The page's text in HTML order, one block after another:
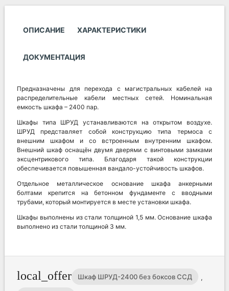
ОПИСАНИЕ ХАРАКТЕРИСТИКИ
ДОКУМЕНТАЦИЯ
Предназначены для перехода с магистральных кабелей на
распределительные кабели местных сетей. Номинальная
емкость шкафа – 2400 пар.
Шкафы типа ШРУД устанавливаются на открытом воздухе.
ШРУД представляет собой конструкцию типа термоса с
внешним шкафом и со встроенным внутренним шкафом.
Внешний шкаф оснащён двумя дверями с винтовыми замками
эксцентрикового типа. Благодаря такой конструкции
обеспечивается повышенная вандало-устойчивость шкафов.
Отдельное металлическое основание шкафа анкерными
болтами крепится на бетонном фундаменте с вводными
трубами, который монтируется в месте установки шкафа.
Шкафы выполнены из стали толщиной 1,5 мм. Основание шкафа
выполнено из стали толщиной 3 мм.
local_offer Шкаф ШРУД-2400 без боксов ССД ,